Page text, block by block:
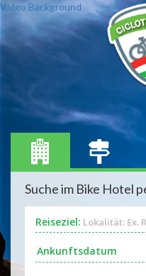
Video Background
Suche im Bike Hotel
Reiseziel: Lokalität: Ex.